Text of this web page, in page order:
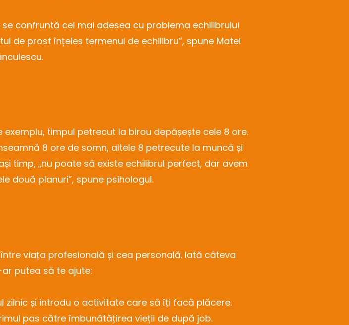
confruntă cel mai adesea cu problema echilibrului
de prost înțeles termenul de echilibru”, spune Matei
timpul petrecut la birou depășește cele 8 ore.
8 ore de somn, altele 8 petrecute la muncă și
timp, „nu poate să existe echilibrul perfect, dar avem
două planuri”, spune psihologul.
viața profesională și cea personală. Iată câteva
putea să te ajute:
și introdu o activitate care să îți facă plăcere.
pas către îmbunătățirea vieții de după job.